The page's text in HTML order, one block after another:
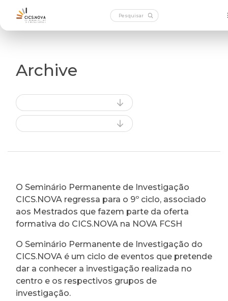
Archive
O Seminário Permanente de Investigação
CICS.NOVA regressa para o 9º ciclo, associado
aos Mestrados que fazem parte da oferta
formativa do CICS.NOVA na NOVA FCSH
O Seminário Permanente de Investigação do
CICS.NOVA é um ciclo de eventos que pretende
dar a conhecer a investigação realizada no
centro e os respectivos grupos de
investigação.